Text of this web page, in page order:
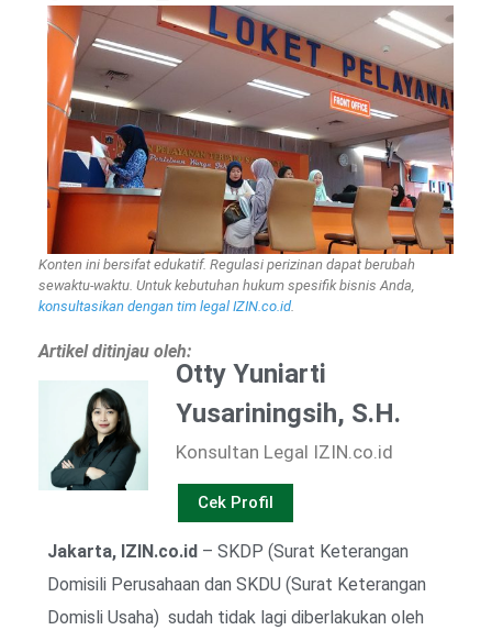
Konten ini bersifat edukatif. Regulasi perizinan dapat berubah
sewaktu-waktu. Untuk kebutuhan hukum spesifik bisnis Anda,
konsultasikan dengan tim legal IZIN.co.id.
Artikel ditinjau oleh:
Otty Yuniarti
Yusariningsih, S.H.
Konsultan Legal IZIN.co.id
Cek Profil
Jakarta, IZIN.co.id – SKDP (Surat Keterangan
Domisili Perusahaan dan SKDU (Surat Keterangan
Domisli Usaha) sudah tidak lagi diberlakukan oleh